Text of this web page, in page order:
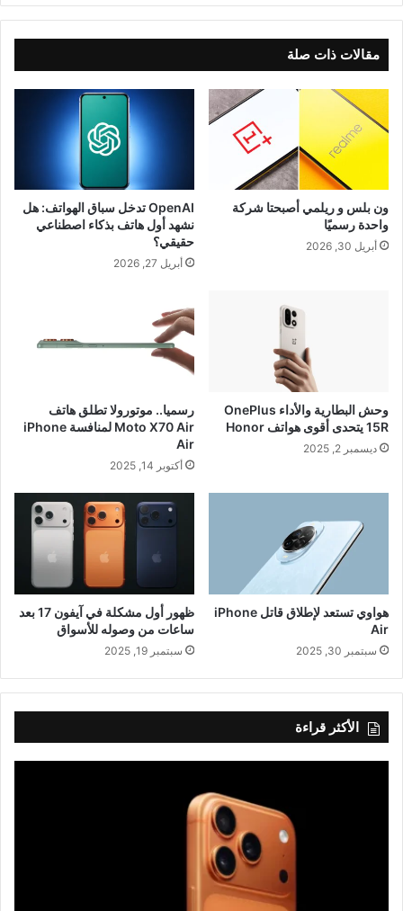
مقالات ذات صلة
ون بلس و ريلمي أصبحتا شركة
واحدة رسميًا
أبريل 30, 2026
OpenAI تدخل سباق الهواتف: هل
نشهد أول هاتف بذكاء اصطناعي
حقيقي؟
أبريل 27, 2026
وحش البطارية والأداء OnePlus
15R يتحدى أقوى هواتف Honor
ديسمبر 2, 2025
رسميا.. موتورولا تطلق هاتف
Moto X70 Air لمنافسة iPhone
Air
أكتوبر 14, 2025
هواوي تستعد لإطلاق قاتل iPhone
Air
سبتمبر 30, 2025
ظهور أول مشكلة في آيفون 17 بعد
ساعات من وصوله للأسواق
سبتمبر 19, 2025
الأكثر قراءة